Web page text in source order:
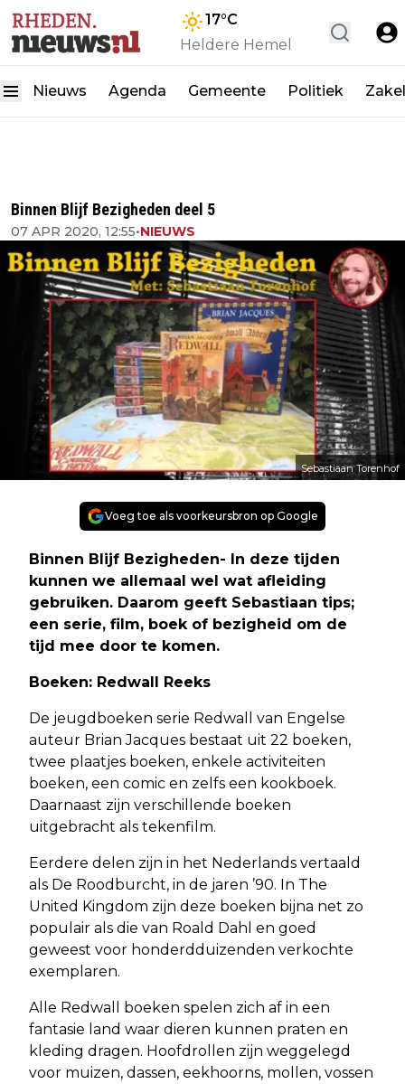
17°C
Heldere Hemel
Nieuws Agenda Gemeente Politiek
Binnen Blijf Bezigheden deel 5
07 APR 2020, 12:55•NIEUWS
Sebastiaan Torenhof
Voeg toe als voorkeursbron op Google
Binnen Blijf Bezigheden- In deze tijden
kunnen we allemaal wel wat afleiding
gebruiken. Daarom geeft Sebastiaan tips;
een serie, film, boek of bezigheid om de
tijd mee door te komen.
Boeken: Redwall Reeks
De jeugdboeken serie Redwall van Engelse
auteur Brian Jacques bestaat uit 22 boeken,
twee plaatjes boeken, enkele activiteiten
boeken, een comic en zelfs een kookboek.
Daarnaast zijn verschillende boeken
uitgebracht als tekenfilm.
Eerdere delen zijn in het Nederlands vertaald
als De Roodburcht, in de jaren ’90. In The
United Kingdom zijn deze boeken bijna net zo
populair als die van Roald Dahl en goed
geweest voor honderdduizenden verkochte
exemplaren.
Alle Redwall boeken spelen zich af in een
fantasie land waar dieren kunnen praten en
kleding dragen. Hoofdrollen zijn weggelegd
voor muizen, dassen, eekhoorns, mollen, vossen